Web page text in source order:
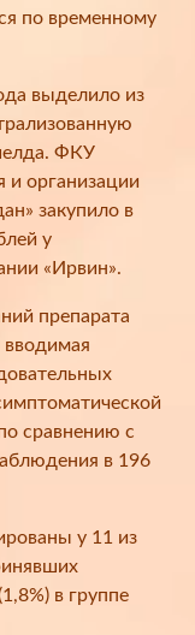
по временному
выделило из
ФКУ
и организации
закупило в
у
«Ирвин».
препарата
вводимая
сравнению с
в 196
у 11 из
в группе